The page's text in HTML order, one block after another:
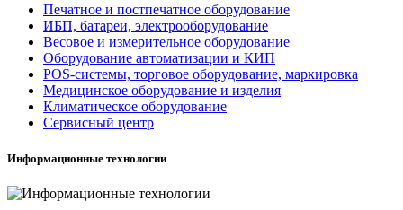
Печатное и постпечатное оборудование
ИБП, батареи, электрооборудование
Весовое и измерительное оборудование
Оборудование автоматизации и КИП
POS-системы, торговое оборудование, маркировка
Медицинское оборудование и изделия
Климатическое оборудование
Сервисный центр
Информационные технологии